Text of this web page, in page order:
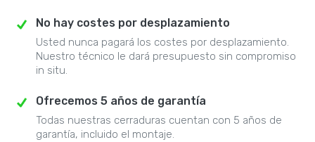
No hay costes por desplazamiento
Usted nunca pagará los costes por desplazamiento.
Nuestro técnico le dará presupuesto sin compromiso
in situ.
Ofrecemos 5 años de garantía
Todas nuestras cerraduras cuentan con 5 años de
garantía, incluido el montaje.